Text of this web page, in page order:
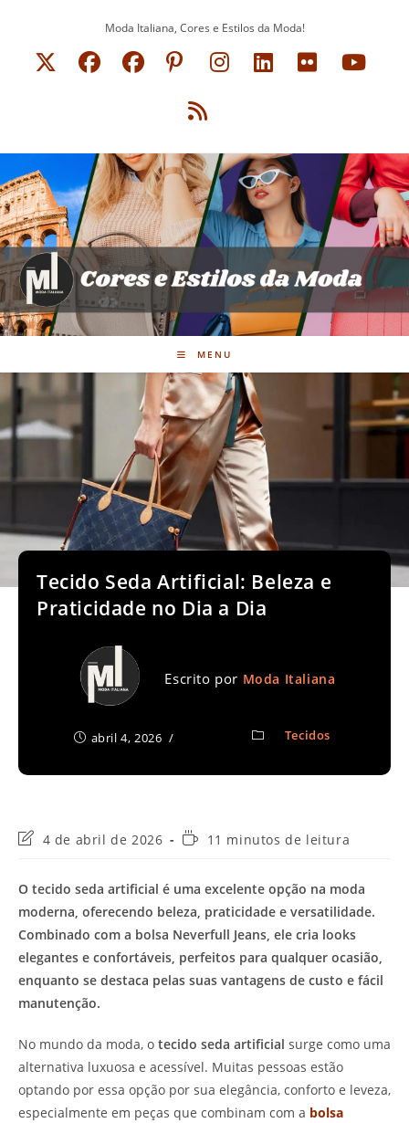
Moda Italiana, Cores e Estilos da Moda!
MENU
Tecido Seda Artificial: Beleza e
Praticidade no Dia a Dia
Escrito por Moda Italiana
abril 4, 2026 Tecidos
Última
post:
4 de abril de 2026
Tempo11 minutos de leitura
O tecido seda artificial é uma excelente opção na moda
moderna, oferecendo beleza, praticidade e versatilidade.
Combinado com a bolsa Neverfull Jeans, ele cria looks
elegantes e confortáveis, perfeitos para qualquer ocasião,
enquanto se destaca pelas suas vantagens de custo e fácil
manutenção.
No mundo da moda, o tecido seda artificial surge como uma
alternativa luxuosa e acessível. Muitas pessoas estão
optando por essa opção por sua elegância, conforto e leveza,
especialmente em peças que combinam com a bolsa